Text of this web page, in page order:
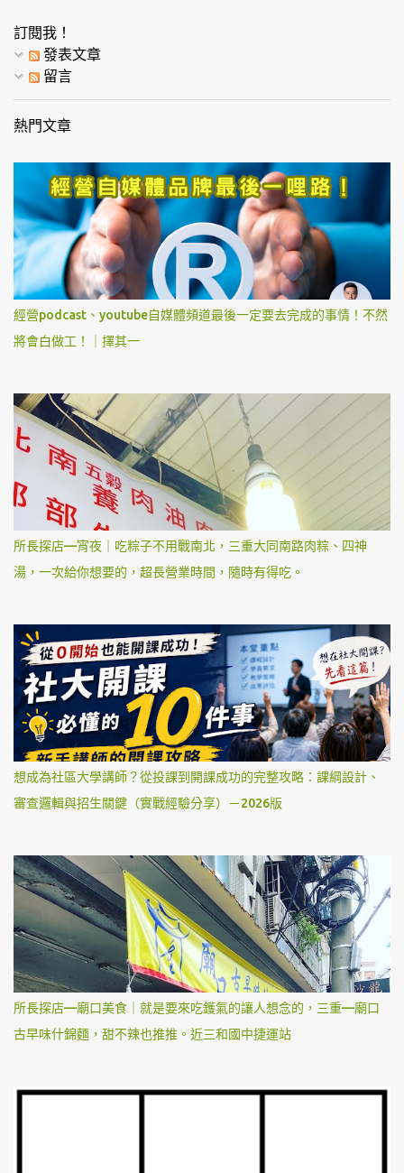
訂閱我！
發表文章
留言
熱門文章
經營podcast、youtube自媒體頻道最後一定要去完成的事情！不然
將會白做工！｜擇其一
所長探店—宵夜｜吃粽子不用戰南北，三重大同南路肉粽、四神
湯，一次給你想要的，超長營業時間，隨時有得吃。
想成為社區大學講師？從投課到開課成功的完整攻略：課綱設計、
審查邏輯與招生關鍵（實戰經驗分享）－2026版
所長探店—廟口美食｜就是要來吃鑊氣的讓人想念的，三重—廟口
古早味什錦麵，甜不辣也推推。近三和國中捷運站